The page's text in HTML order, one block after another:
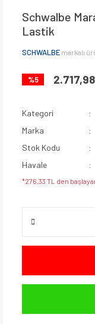
Schwalbe
Lastik
SCHWALBE markalı
%5
Kategori
Marka
Stok Kodu
Havale
*276,33 TL den